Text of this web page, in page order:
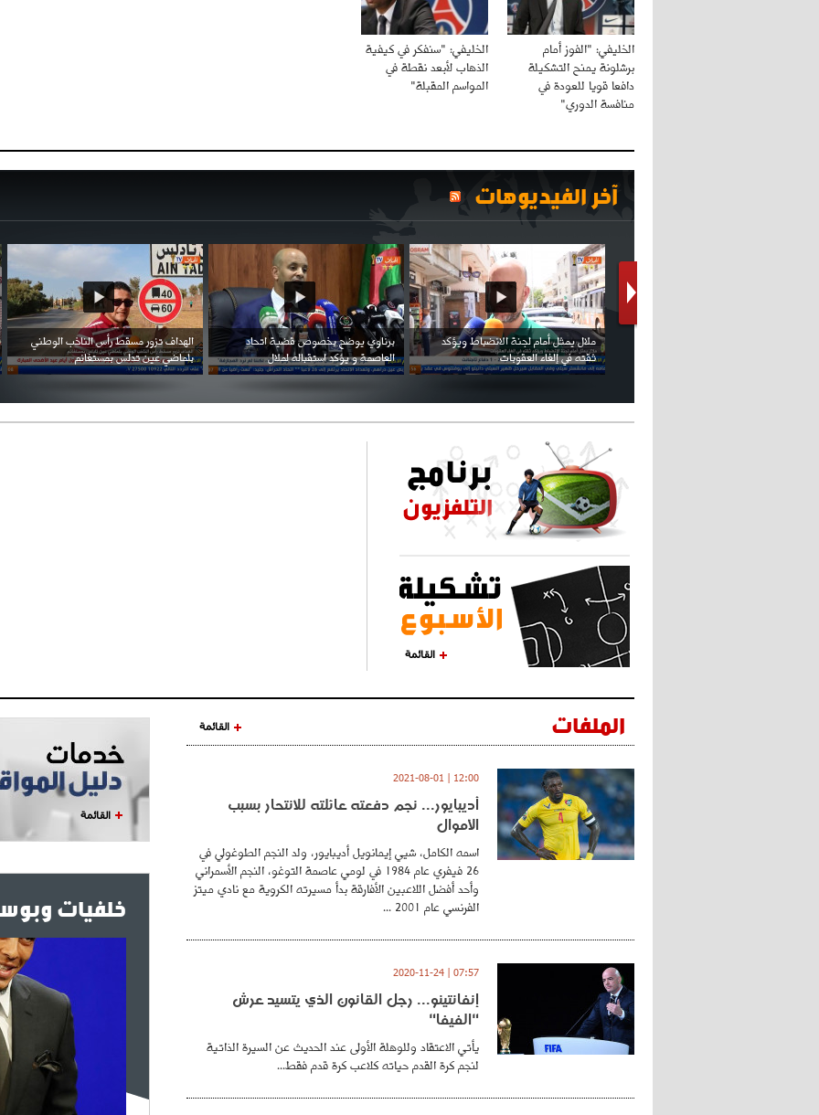
الخليفي: "الفوز أمام
برشلونة يمنح التشكيلة
دافعا قويا للعودة في
منافسة الدوري"
الخليفي: "سنفكر في كيفية
الذهاب لأبعد نقطة في
المواسم المقبلة"
آخر الفيديوهات
كريستيانو كاد يصاب على مستوى كتفه
بسبب سيلفي
بن زيمة ... كرم كروي قابله لإنتقام عرقي .
احتفال السفارة السعودية في الجزائر بالعيد
الوطني للمملكة
القائمة
الملفات القائمة
12:00 | 2021-08-01
أديبايور... نجم دفعته عائلته للانتحار بسبب
الأموال
اسمه الكامل، شيي إيمانويل أديبايور، ولد النجم الطوغولي في
26 فيفري عام 1984 في لومي عاصمة التوغو، النجم الأسمراني
وأحد أفضل اللاعبين الأفارقة بدأ مسيرته الكروية مع نادي ميتز
الفرنسي عام 2001 ...
07:57 | 2020-11-24
إنفانتينو... رجل القانون الذي يتسيد عرش
"الفيفا"
يأتي الاعتقاد وللوهلة الأولى عند الحديث عن السيرة الذاتية
لنجم كرة القدم حياته كلاعب كرة قدم فقط...
القائمة
خلفيات